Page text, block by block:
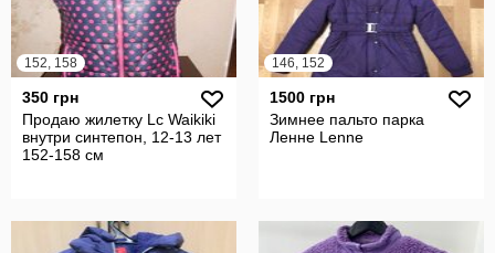
152, 158
350 грн
Продаю жилетку Lc Waikiki
внутри синтепон, 12-13 лет
152-158 см
146, 152
1500 грн
Зимнее пальто парка
Ленне Lenne